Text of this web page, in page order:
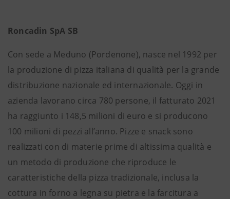
Roncadin SpA SB
Con sede a Meduno (Pordenone), nasce nel 1992 per
la produzione di pizza italiana di qualità per la grande
distribuzione nazionale ed internazionale. Oggi in
azienda lavorano circa 780 persone, il fatturato 2021
ha raggiunto i 148,5 milioni di euro e si producono
100 milioni di pezzi all’anno. Pizze e snack sono
realizzati con di materie prime di altissima qualità e
un metodo di produzione che riproduce le
caratteristiche della pizza tradizionale, inclusa la
cottura in forno a legna su pietra e la farcitura a